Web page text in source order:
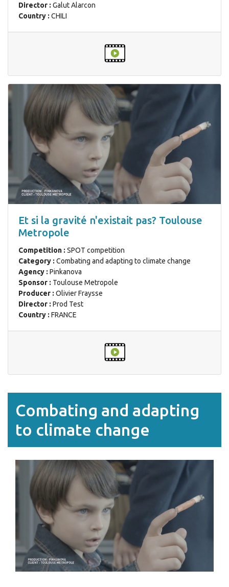
Director : Galut Alarcon
Country : CHILI
Et si la gravité n'existait pas? Toulouse
Metropole
Competition : SPOT competition
Category : Combating and adapting to climate change
Agency : Pinkanova
Sponsor : Toulouse Metropole
Producer : Olivier Fraysse
Director : Prod Test
Country : FRANCE
Combating and adapting
to climate change